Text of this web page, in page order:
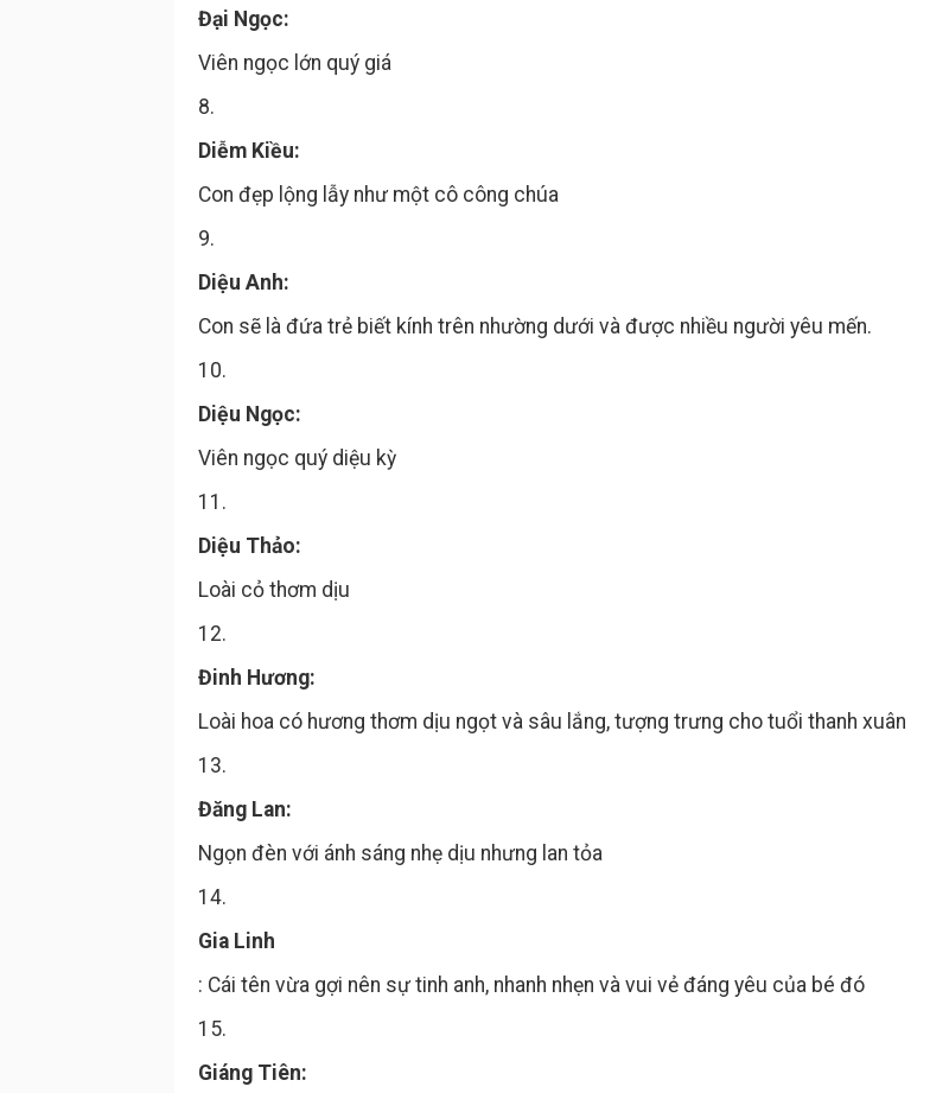
Đại Ngọc:
Viên ngọc lớn quý giá
8.
Diễm Kiều:
Con đẹp lộng lẫy như một cô công chúa
9.
Diệu Anh:
Con sẽ là đứa trẻ biết kính trên nhường dưới và được nhiều người yêu mến.
10.
Diệu Ngọc:
Viên ngọc quý diệu kỳ
11.
Diệu Thảo:
Loài cỏ thơm dịu
12.
Đinh Hương:
Loài hoa có hương thơm dịu ngọt và sâu lắng, tượng trưng cho tuổi thanh xuân
13.
Đăng Lan:
Ngọn đèn với ánh sáng nhẹ dịu nhưng lan tỏa
14.
Gia Linh
: Cái tên vừa gợi nên sự tinh anh, nhanh nhẹn và vui vẻ đáng yêu của bé đó
15.
Giáng Tiên: